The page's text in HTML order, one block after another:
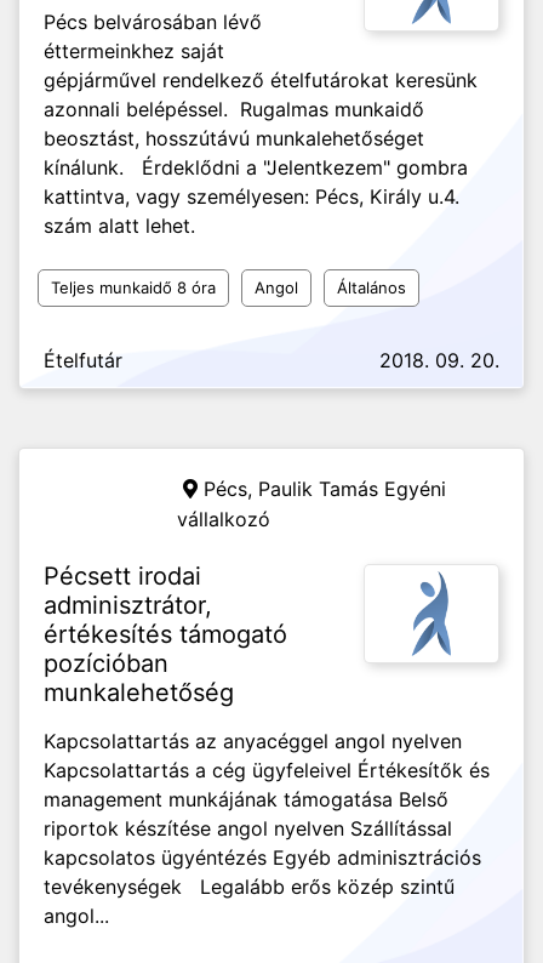
Pécs belvárosában lévő
éttermeinkhez saját
gépjárművel rendelkező ételfutárokat keresünk
azonnali belépéssel. Rugalmas munkaidő
beosztást, hosszútávú munkalehetőséget
kínálunk. Érdeklődni a "Jelentkezem" gombra
kattintva, vagy személyesen: Pécs, Király u.4.
szám alatt lehet.
Teljes munkaidő 8 óra Angol Általános
Ételfutár 2018. 09. 20.
Pécs, Paulik Tamás Egyéni
vállalkozó
Pécsett irodai
adminisztrátor,
értékesítés támogató
pozícióban
munkalehetőség
Kapcsolattartás az anyacéggel angol nyelven
Kapcsolattartás a cég ügyfeleivel Értékesítők és
management munkájának támogatása Belső
riportok készítése angol nyelven Szállítással
kapcsolatos ügyéntézés Egyéb adminisztrációs
tevékenységek Legalább erős közép szintű
angol...